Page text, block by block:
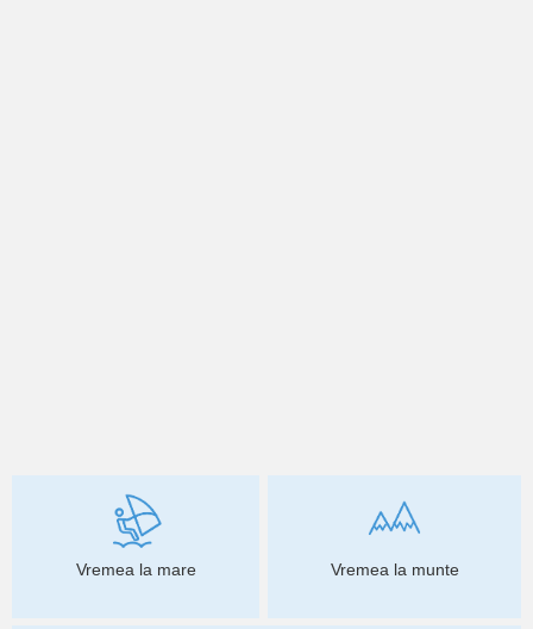
Vremea la mare Vremea la munte